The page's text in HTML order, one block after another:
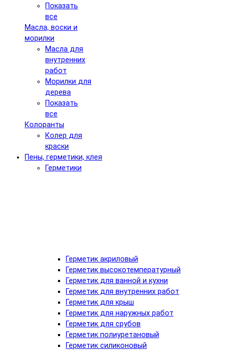
Показать
все
Масла, воски и
морилки
Масла для
внутренних
работ
Морилки для
дерева
Показать
все
Колоранты
Колер для
краски
Пены, герметики, клея
Герметики
Герметик акриловый
Герметик высокотемпературный
Герметик для ванной и кухни
Герметик для внутренних работ
Герметик для крыш
Герметик для наружных работ
Герметик для срубов
Герметик полиуретановый
Герметик силиконовый